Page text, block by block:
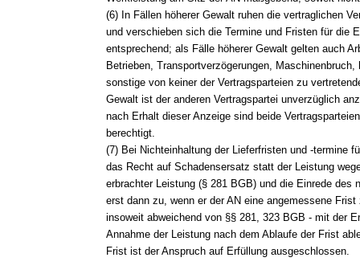
(6) In Fällen höherer Gewalt ruhen die vertraglichen
und verschieben sich die Termine und Fristen für die
entsprechend; als Fälle höherer Gewalt gelten auch
Betrieben, Transportverzögerungen,
sonstige von keiner der Vertragsparteien zu
Gewalt ist der anderen Vertragspartei unverzüglich
nach Erhalt dieser Anzeige sind beide
berechtigt.
(7) Bei Nichteinhaltung der Lieferfristen und -termine
das Recht auf Schadensersatz statt der Leistung
erbrachter Leistung (§ 281 BGB) und die Einrede des
erst dann zu, wenn er der AN eine angemessene
insoweit abweichend von §§ 281, 323 BGB - mit der
Annahme der Leistung nach dem Ablaufe der Frist
Frist ist der Anspruch auf Erfüllung ausgeschlossen.